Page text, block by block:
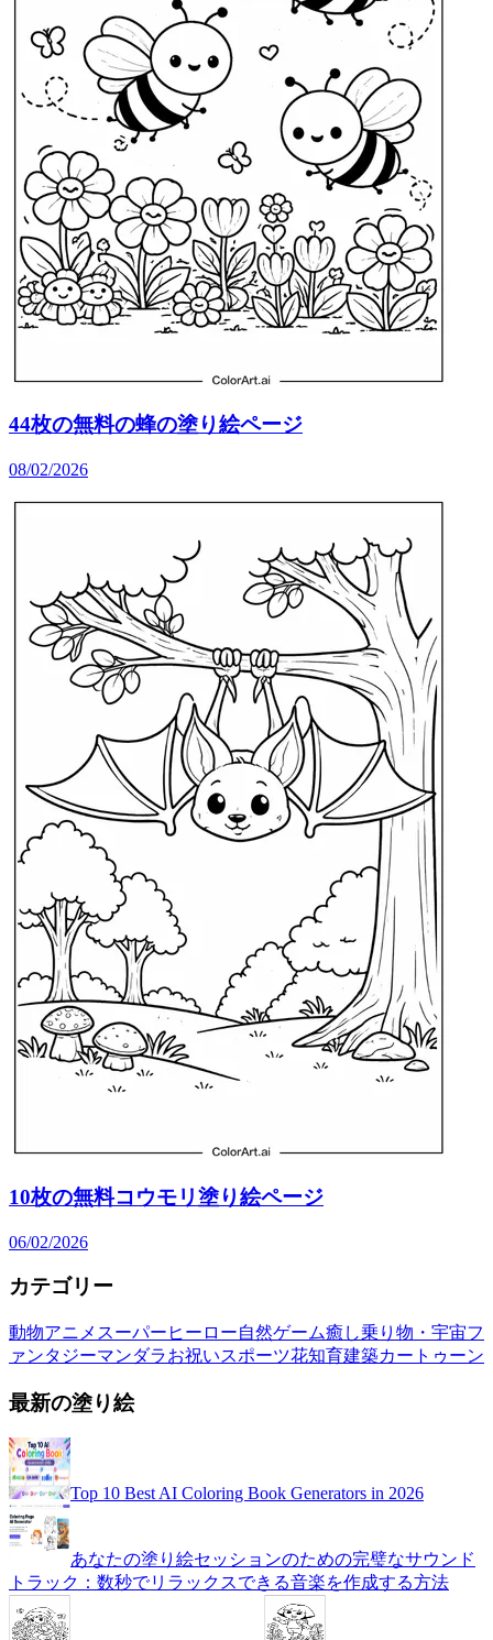
44枚の無料の蜂の塗り絵ページ
08/02/2026
10枚の無料コウモリ塗り絵ページ
06/02/2026
カテゴリー
動物アニメ スーパーヒーロー自然ゲーム癒し乗り物・宇宙フ
ァンタジーマンダラお祝いスポーツ花知育建築カートゥーン
最新の塗り絵
Top 10 Best AI Coloring Book Generators in 2026
あなたの塗り絵セッションのための完璧なサウンド
トラック：数秒でリラックスできる音楽を作成する方法